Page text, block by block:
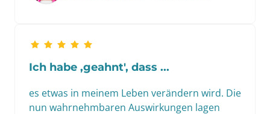
Ich habe ‚geahnt', dass ...
es etwas in meinem Leben verändern wird. Die
nun wahrnehmbaren Auswirkungen lagen